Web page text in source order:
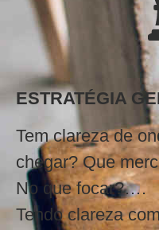
ESTRATÉGIA
Tem clareza de
chegar? Que
No que focar?….
Tendo clareza